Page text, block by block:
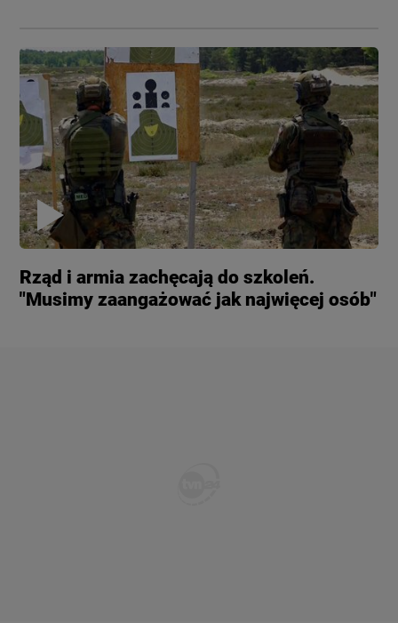
Rząd i armia zachęcają do szkoleń.
"Musimy zaangażować jak najwięcej osób"